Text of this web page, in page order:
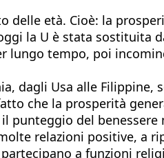
delle età. Cioè: la
la U è stata sostituita
lungo tempo, poi
dagli Usa alle Filippine,
che la prosperità
punteggio del benessere
relazioni positive, a
a funzioni